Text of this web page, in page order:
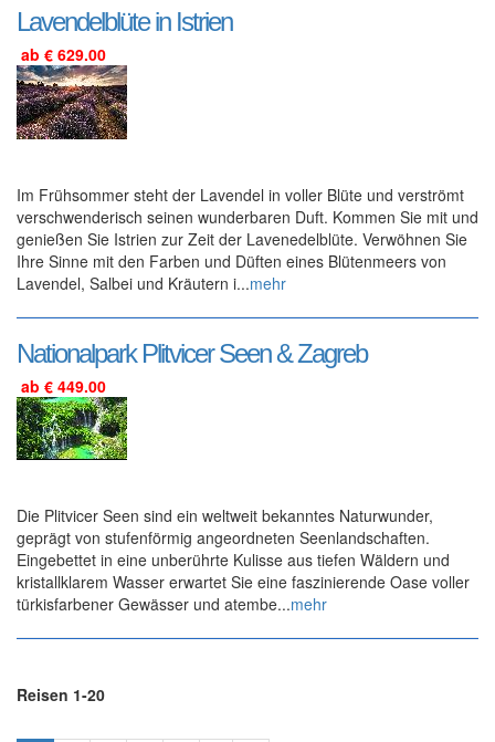
Lavendelblüte in Istrien
ab € 629.00
Im Frühsommer steht der Lavendel in voller Blüte und verströmt
verschwenderisch seinen wunderbaren Duft. Kommen Sie mit und
genießen Sie Istrien zur Zeit der Lavenedelblüte. Verwöhnen Sie
Ihre Sinne mit den Farben und Düften eines Blütenmeers von
Lavendel, Salbei und Kräutern i...mehr
Nationalpark Plitvicer Seen & Zagreb
ab € 449.00
Die Plitvicer Seen sind ein weltweit bekanntes Naturwunder,
geprägt von stufenförmig angeordneten Seenlandschaften.
Eingebettet in eine unberührte Kulisse aus tiefen Wäldern und
kristallklarem Wasser erwartet Sie eine faszinierende Oase voller
türkisfarbener Gewässer und atembe...mehr
Reisen 1-20